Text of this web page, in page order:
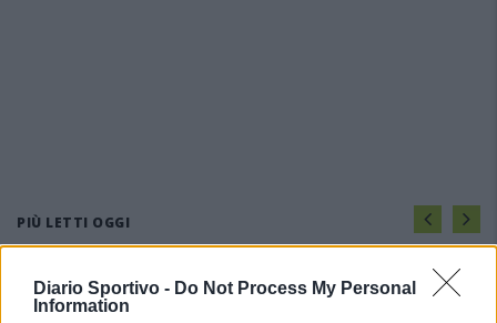
Diario Sportivo - Do Not Process My Personal
Information
PIÙ LETTI OGGI
L'Ilva si completa con Markic, Contucci,